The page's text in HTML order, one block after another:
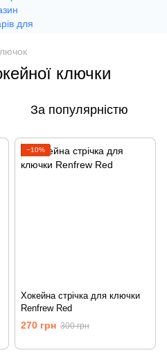
ключки
За популярністю
−10%
Хокейна стрічка для ключки
Renfrew Red
270 грн 300 грн